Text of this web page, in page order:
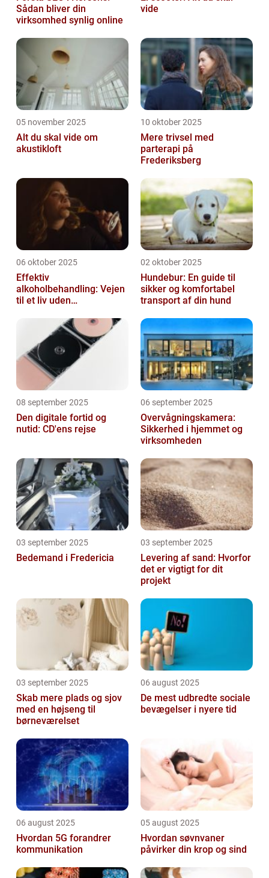
Sådan bliver din
virksomhed synlig online
vide
05 november 2025
Alt du skal vide om
akustikloft
10 oktober 2025
Mere trivsel med
parterapi på
Frederiksberg
06 oktober 2025
Effektiv
alkoholbehandling: Vejen
til et liv uden
02 oktober 2025
Hundebur: En guide til
sikker og komfortabel
transport af din hund
08 september 2025
Den digitale fortid og
nutid: CD'ens rejse
06 september 2025
Overvågningskamera:
Sikkerhed i hjemmet og
virksomheden
03 september 2025
Bedemand i Fredericia
03 september 2025
Levering af sand: Hvorfor
det er vigtigt for dit
projekt
03 september 2025
Skab mere plads og sjov
med en højseng til
børneværelset
06 august 2025
De mest udbredte sociale
bevægelser i nyere tid
06 august 2025
Hvordan 5G forandrer
kommunikation
05 august 2025
Hvordan søvnvaner
påvirker din krop og sind